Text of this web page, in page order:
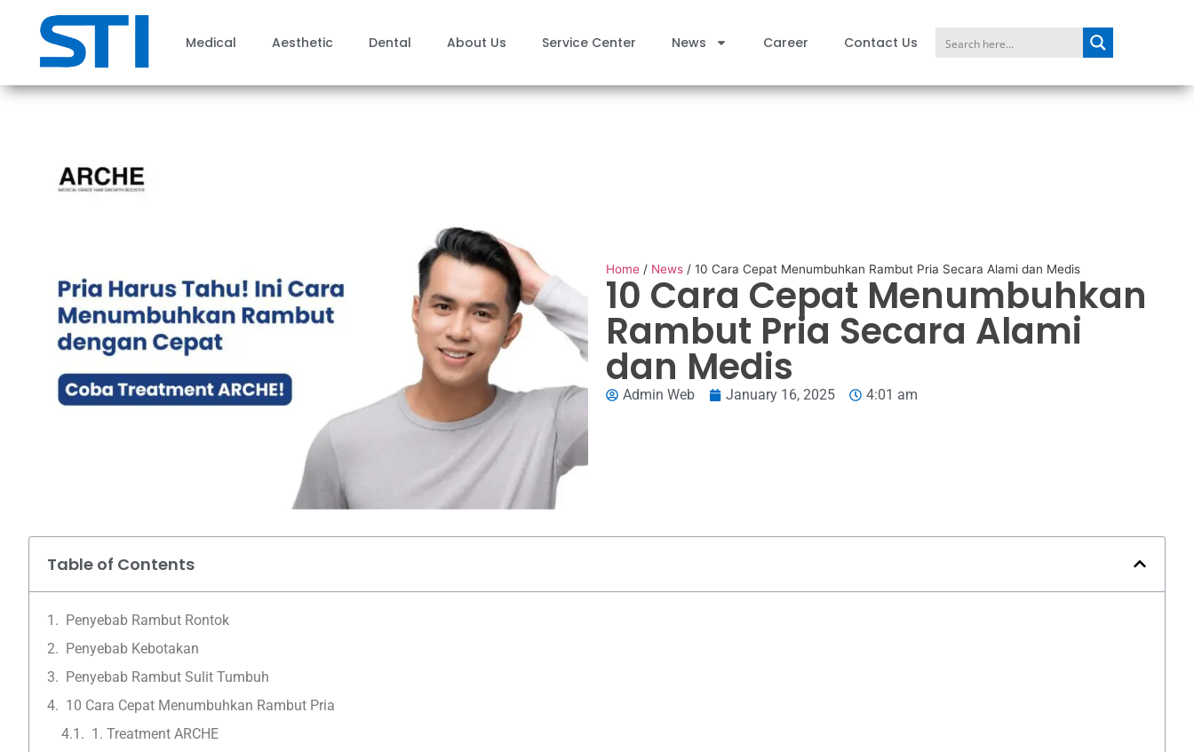
Medical Aesthetic Dental About Us Service Center News Career Contact Us
Home / News / 10 Cara Cepat Menumbuhkan Rambut Pria Secara Alami dan Medis
10 Cara Cepat Menumbuhkan
Rambut Pria Secara Alami
dan Medis
Admin Web January 16, 2025 4:01 am
Table of Contents
Penyebab Rambut Rontok
Penyebab Kebotakan
Penyebab Rambut Sulit Tumbuh
10 Cara Cepat Menumbuhkan Rambut Pria
1. Treatment ARCHE